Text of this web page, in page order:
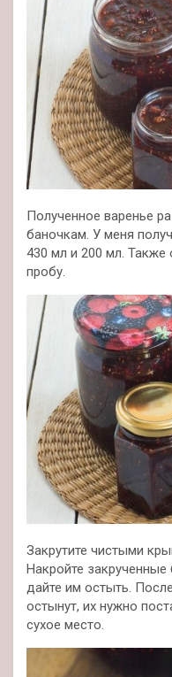
Полученное варенье
баночкам. У меня
430 мл и 200 мл. Также
пробу.
Закрутите чистыми
Накройте
дайте им остыть.
остынут, их нужно
сухое место.